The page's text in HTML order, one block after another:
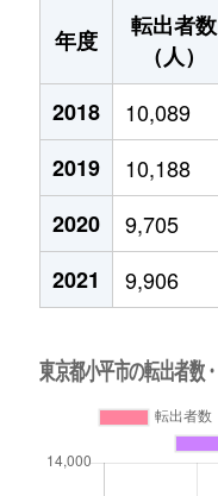
年度
転出者数
（人）
2018
10,089
2019
10,188
2020
9,705
2021
9,906